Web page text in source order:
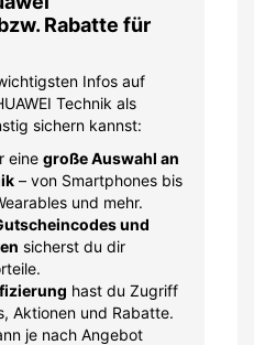
Rabatte für
Infos auf
Technik als
sichern kannst:
eine große Auswahl an
– von Smartphones bis
und mehr.
und
sicherst du dir
hast du Zugriff
Aktionen und Rabatte.
je nach Angebot